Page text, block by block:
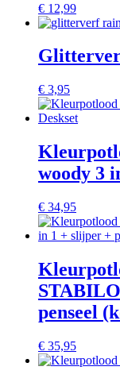
€ 12,99
€ 3,95
woody 3
€ 34,95
penseel
€ 35,95